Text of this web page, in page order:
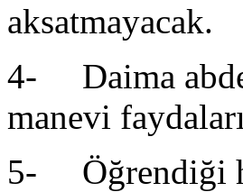
aksatmayacak.
4- Daima
manevi
5- Öğrendiği